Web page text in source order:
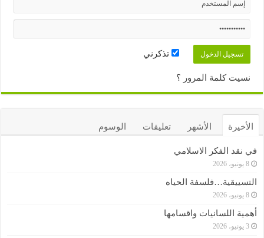
تذكرني
نسيت كلمة المرور ؟
الأخيرة الأشهر تعليقات الوسوم
في نقد الفكر الاسلامي
8 يونيو، 2026
التسييقية…فلسفة الحياه
8 يونيو، 2026
أهمية اللسانيات واقسامها
3 يونيو، 2026